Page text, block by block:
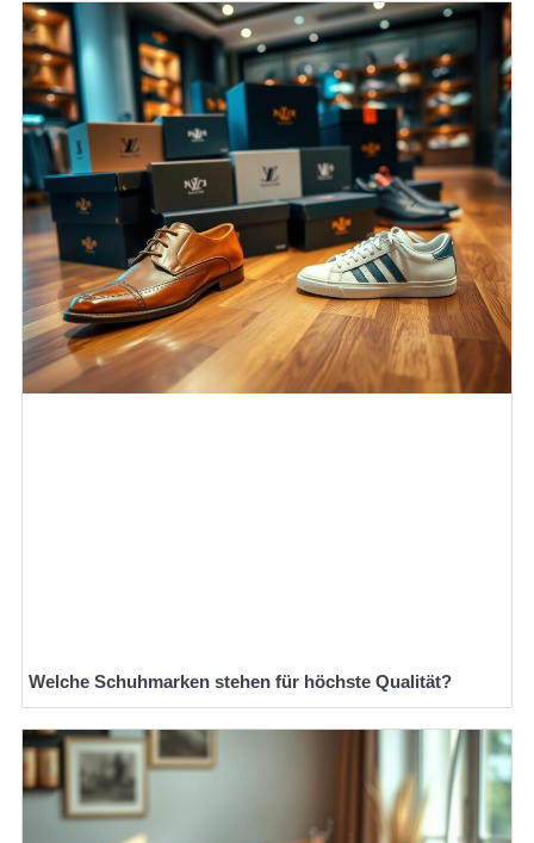
Welche Schuhmarken stehen für höchste Qualität?